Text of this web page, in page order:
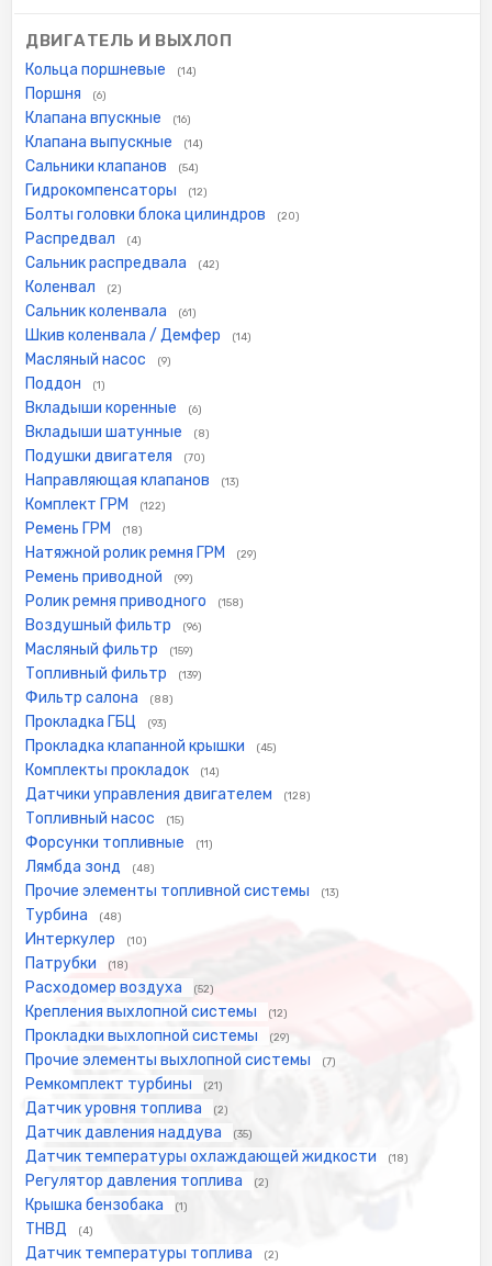
ДВИГАТЕЛЬ И ВЫХЛОП
Кольца поршневые (14)
Поршня (6)
Клапана впускные (16)
Клапана выпускные (14)
Сальники клапанов (54)
Гидрокомпенсаторы (12)
Болты головки блока цилиндров (20)
Распредвал (4)
Сальник распредвала (42)
Коленвал (2)
Сальник коленвала (61)
Шкив коленвала / Демфер (14)
Масляный насос (9)
Поддон (1)
Вкладыши коренные (6)
Вкладыши шатунные (8)
Подушки двигателя (70)
Направляющая клапанов (13)
Комплект ГРМ (122)
Ремень ГРМ (18)
Натяжной ролик ремня ГРМ (29)
Ремень приводной (99)
Ролик ремня приводного (158)
Воздушный фильтр (96)
Масляный фильтр (159)
Топливный фильтр (139)
Фильтр салона (88)
Прокладка ГБЦ (93)
Прокладка клапанной крышки (45)
Комплекты прокладок (14)
Датчики управления двигателем (128)
Топливный насос (15)
Форсунки топливные (11)
Лямбда зонд (48)
Прочие элементы топливной системы (13)
Турбина (48)
Интеркулер (10)
Патрубки (18)
Расходомер воздуха (52)
Крепления выхлопной системы (12)
Прокладки выхлопной системы (29)
Прочие элементы выхлопной системы (7)
Ремкомплект турбины (21)
Датчик уровня топлива (2)
Датчик давления наддува (35)
Датчик температуры охлаждающей жидкости (18)
Регулятор давления топлива (2)
Крышка бензобака (1)
ТНВД (4)
Датчик температуры топлива (2)